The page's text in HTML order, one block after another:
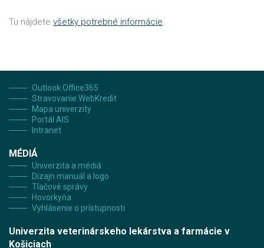
Tu nájdete všetky potrebné informácie.
Outlook Office365
Stravovanie WebKredit
Mapa univerzity
Portál AIS
Intranet
MÉDIÁ
Univerzita a médiá
Dizajn manuál a logo
Tlačové správy
Hovorkyňa
Vyhlásenie o prístupnosti
Univerzita veterinárskeho lekárstva a farmácie v
Košiciach